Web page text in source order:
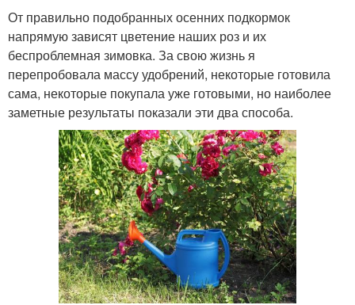
От правильно подобранных осенних подкормок
напрямую зависят цветение наших роз и их
беспроблемная зимовка. За свою жизнь я
перепробовала массу удобрений, некоторые готовила
сама, некоторые покупала уже готовыми, но наиболее
заметные результаты показали эти два способа.